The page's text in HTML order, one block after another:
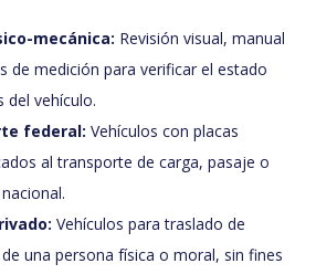
mecánica: Revisión visual, manual
de medición para verificar el estado
del vehículo.
federal: Vehículos con placas
al transporte de carga, pasaje o
Vehículos para traslado de
una persona física o moral, sin fines